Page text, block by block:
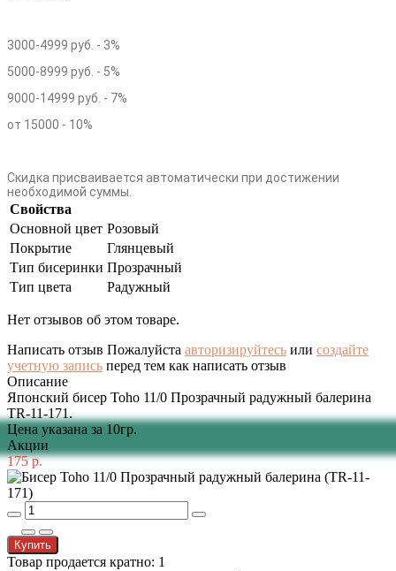
3000-4999 руб. - 3%
5000-8999 руб. - 5%
9000-14999 руб. - 7%
от 15000 - 10%
Скидка присваивается автоматически при достижении
необходимой суммы.
Свойства
Основной цвет Розовый
Покрытие
Глянцевый
Тип бисеринки Прозрачный
Тип цвета
Радужный
Нет отзывов об этом товаре.
Написать отзыв Пожалуйста авторизируйтесь или создайте
учетную запись перед тем как написать отзыв
Описание
Японский бисер Toho 11/0 Прозрачный радужный балерина
TR-11-171.
Цена указана за 10гр.
Акции
175 р.
Купить
Товар продается кратно: 1